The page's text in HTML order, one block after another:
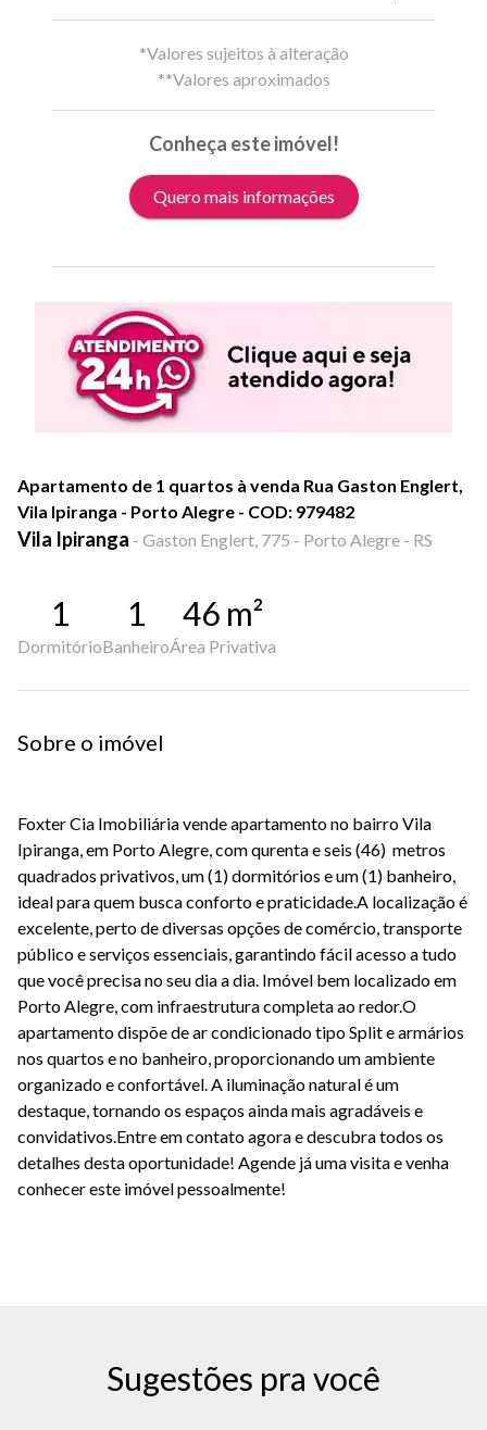
*Valores sujeitos à alteração
**Valores aproximados
Conheça este imóvel!
Quero mais informações
Apartamento de 1 quartos à venda Rua Gaston Englert,
Vila Ipiranga - Porto Alegre - COD: 979482
Vila Ipiranga - Gaston Englert, 775 - Porto Alegre - RS
1
Dormitório
1
Banheiro
46 m²
Área Privativa
Sobre o imóvel
Foxter Cia Imobiliária vende apartamento no bairro Vila
Ipiranga, em Porto Alegre, com qurenta e seis (46) metros
quadrados privativos, um (1) dormitórios e um (1) banheiro,
ideal para quem busca conforto e praticidade.A localização é
excelente, perto de diversas opções de comércio, transporte
público e serviços essenciais, garantindo fácil acesso a tudo
que você precisa no seu dia a dia. Imóvel bem localizado em
Porto Alegre, com infraestrutura completa ao redor.O
apartamento dispõe de ar condicionado tipo Split e armários
nos quartos e no banheiro, proporcionando um ambiente
organizado e confortável. A iluminação natural é um
destaque, tornando os espaços ainda mais agradáveis e
convidativos.Entre em contato agora e descubra todos os
detalhes desta oportunidade! Agende já uma visita e venha
conhecer este imóvel pessoalmente!
Sugestões pra você